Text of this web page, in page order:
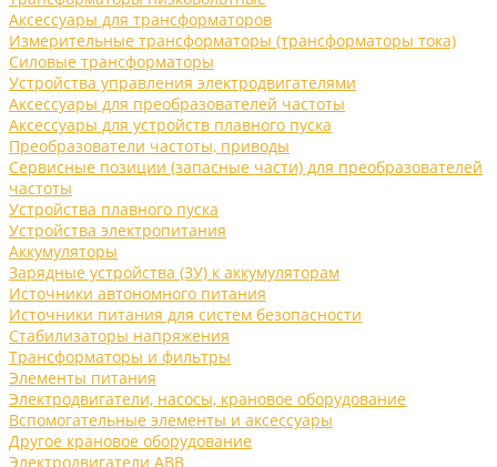
Аксессуары для трансформаторов
Измерительные трансформаторы (трансформаторы тока)
Силовые трансформаторы
Устройства управления электродвигателями
Аксессуары для преобразователей частоты
Аксессуары для устройств плавного пуска
Преобразователи частоты, приводы
Сервисные позиции (запасные части) для преобразователей
частоты
Устройства плавного пуска
Устройства электропитания
Аккумуляторы
Зарядные устройства (ЗУ) к аккумуляторам
Источники автономного питания
Источники питания для систем безопасности
Стабилизаторы напряжения
Трансформаторы и фильтры
Элементы питания
Электродвигатели, насосы, крановое оборудование
Вспомогательные элементы и аксессуары
Другое крановое оборудование
Электродвигатели ABB